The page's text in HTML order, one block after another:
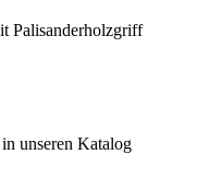
Palisanderholzgriff
unseren Katalog